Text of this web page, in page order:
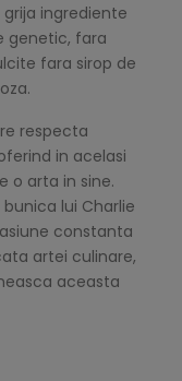
ingrediente
genetic, fara
fara sirop de
respecta
in acelasi
o arta in sine.
lui Charlie
constanta
artei culinare,
aceasta